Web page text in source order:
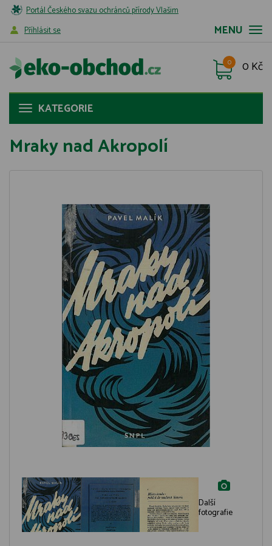
Portál Českého svazu ochránců přírody Vlašim
MENU
Příhlásit se
0 Kč
0
KATEGORIE
Mraky nad Akropolí
Další
fotografie